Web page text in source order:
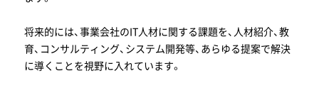
将来的には、事業会社のIT人材に関する課題を、人材紹介、教
育、コンサルティング、システム開発等、あらゆる提案で解決
に導くことを視野に入れています。